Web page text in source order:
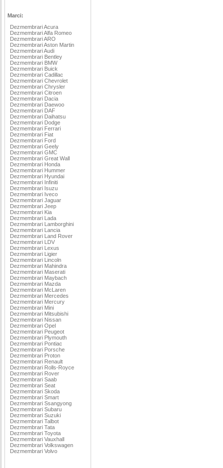
Marci:
Dezmembrari Acura
Dezmembrari Alfa Romeo
Dezmembrari ARO
Dezmembrari Aston Martin
Dezmembrari Audi
Dezmembrari Bentley
Dezmembrari BMW
Dezmembrari Buick
Dezmembrari Cadillac
Dezmembrari Chevrolet
Dezmembrari Chrysler
Dezmembrari Citroen
Dezmembrari Dacia
Dezmembrari Daewoo
Dezmembrari DAF
Dezmembrari Daihatsu
Dezmembrari Dodge
Dezmembrari Ferrari
Dezmembrari Fiat
Dezmembrari Ford
Dezmembrari Geely
Dezmembrari GMC
Dezmembrari Great Wall
Dezmembrari Honda
Dezmembrari Hummer
Dezmembrari Hyundai
Dezmembrari Infiniti
Dezmembrari Isuzu
Dezmembrari Iveco
Dezmembrari Jaguar
Dezmembrari Jeep
Dezmembrari Kia
Dezmembrari Lada
Dezmembrari Lamborghini
Dezmembrari Lancia
Dezmembrari Land Rover
Dezmembrari LDV
Dezmembrari Lexus
Dezmembrari Ligier
Dezmembrari Lincoln
Dezmembrari Mahindra
Dezmembrari Maserati
Dezmembrari Maybach
Dezmembrari Mazda
Dezmembrari McLaren
Dezmembrari Mercedes
Dezmembrari Mercury
Dezmembrari Mini
Dezmembrari Mitsubishi
Dezmembrari Nissan
Dezmembrari Opel
Dezmembrari Peugeot
Dezmembrari Plymouth
Dezmembrari Pontiac
Dezmembrari Porsche
Dezmembrari Proton
Dezmembrari Renault
Dezmembrari Rolls-Royce
Dezmembrari Rover
Dezmembrari Saab
Dezmembrari Seat
Dezmembrari Skoda
Dezmembrari Smart
Dezmembrari Ssangyong
Dezmembrari Subaru
Dezmembrari Suzuki
Dezmembrari Talbot
Dezmembrari Tata
Dezmembrari Toyota
Dezmembrari Vauxhall
Dezmembrari Volkswagen
Dezmembrari Volvo